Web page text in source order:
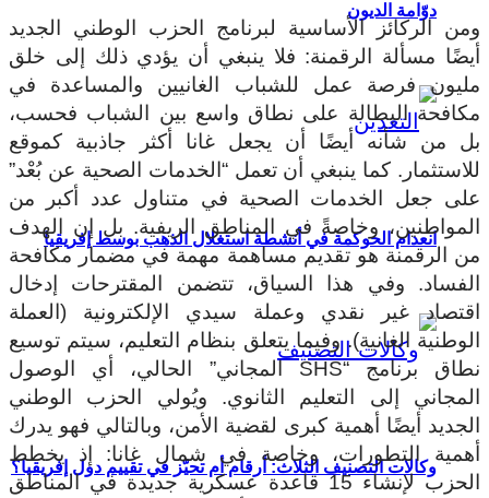
دوّامة الديون
انعدام الحوكمة في أنشطة استغلال الذهب بوسط إفريقيا
وكالات التصنيف الثلاث: أرقام أم تحيّز في تقييم دول إفريقيا؟
ومن الركائز الأساسية لبرنامج الحزب الوطني الجديد
أيضًا مسألة الرقمنة: فلا ينبغي أن يؤدي ذلك إلى خلق
مليون فرصة عمل للشباب الغانيين والمساعدة في
مكافحة البطالة على نطاق واسع بين الشباب فحسب،
بل من شأنه أيضًا أن يجعل غانا أكثر جاذبية كموقع
للاستثمار. كما ينبغي أن تعمل “الخدمات الصحية عن بُعْد”
على جعل الخدمات الصحية في متناول عدد أكبر من
المواطنين، وخاصةً في المناطق الريفية. بل إن الهدف
من الرقمنة هو تقديم مساهمة مهمة في مضمار مكافحة
الفساد. وفي هذا السياق، تتضمن المقترحات إدخال
اقتصاد غير نقدي وعملة سيدي الإلكترونية (العملة
الوطنية الغانية). وفيما يتعلق بنظام التعليم، سيتم توسيع
نطاق برنامج “SHS المجاني” الحالي، أي الوصول
المجاني إلى التعليم الثانوي. ويُولي الحزب الوطني
الجديد أيضًا أهمية كبرى لقضية الأمن، وبالتالي فهو يدرك
أهمية التطورات، وخاصة في شمال غانا: إذ يخطط
الحزب لإنشاء 15 قاعدة عسكرية جديدة في المناطق